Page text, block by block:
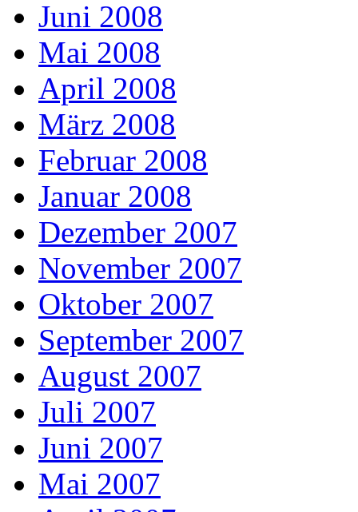
Juni 2008
Mai 2008
April 2008
März 2008
Februar 2008
Januar 2008
Dezember 2007
November 2007
Oktober 2007
September 2007
August 2007
Juli 2007
Juni 2007
Mai 2007